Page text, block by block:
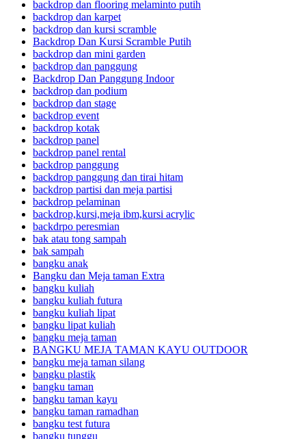
backdrop dan flooring melaminto putih
backdrop dan karpet
backdrop dan kursi scramble
Backdrop Dan Kursi Scramble Putih
backdrop dan mini garden
backdrop dan panggung
Backdrop Dan Panggung Indoor
backdrop dan podium
backdrop dan stage
backdrop event
backdrop kotak
backdrop panel
backdrop panel rental
backdrop panggung
backdrop panggung dan tirai hitam
backdrop partisi dan meja partisi
backdrop pelaminan
backdrop,kursi,meja ibm,kursi acrylic
backdrpo peresmian
bak atau tong sampah
bak sampah
bangku anak
Bangku dan Meja taman Extra
bangku kuliah
bangku kuliah futura
bangku kuliah lipat
bangku lipat kuliah
bangku meja taman
BANGKU MEJA TAMAN KAYU OUTDOOR
bangku meja taman silang
bangku plastik
bangku taman
bangku taman kayu
bangku taman ramadhan
bangku test futura
bangku tunggu